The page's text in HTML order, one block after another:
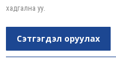
хадгална уу.
Сэтгэгдэл оруулах